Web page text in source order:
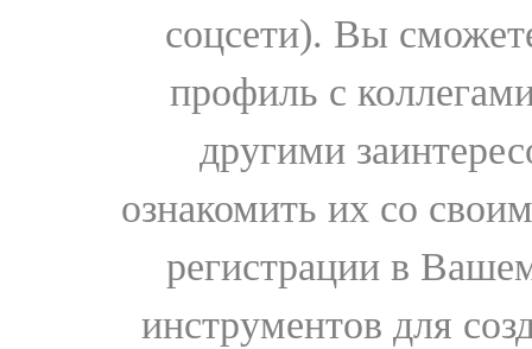
соцсети). Вы
профиль с
другими
ознакомить их со
регистрации в
инструментов для